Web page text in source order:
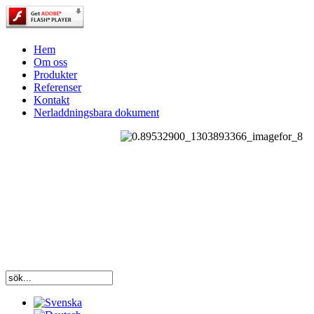
Hem
Om oss
Produkter
Referenser
Kontakt
Nerladdningsbara dokument